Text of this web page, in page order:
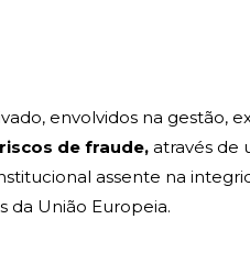
envolvidos na gestão,
de fraude, através de
assente na
da União Europeia.